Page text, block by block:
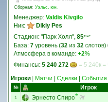
Сборная: Уэльс, юн.
Менеджер: Valdis Kivgilo
Ник:
Dikiy Pes
Стадион: "Парк Холл", 85тыс.
База: 7 уровень (32 из 32 слотов)
Атмосфера в команде: +2%
Финансы: 5 240 272 = 5 240к =
Игроки Матчи Сделки События
№ Игрок
1 Эрнесто Спиро